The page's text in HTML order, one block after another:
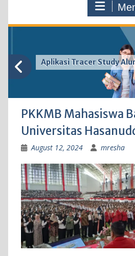
Aplikasi Tracer Study
PKKMB Mahasiswa
Universitas
August 12, 2024 mresha